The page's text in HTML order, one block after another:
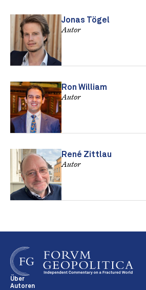
Jonas Tögel
Autor
Ron William
Autor
René Zittlau
Autor
Über
Autoren